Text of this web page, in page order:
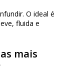
O ideal é
fluida e
mais